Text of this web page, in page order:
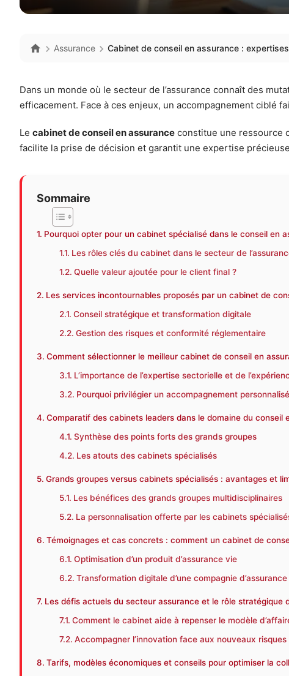
Assurance Cabinet de conseil en assurance :
Dans un monde où le secteur de l’assurance connaît des
efficacement. Face à ces enjeux, un accompagnement ciblé
Le cabinet de conseil en assurance constitue une ressource
facilite la prise de décision et garantit une expertise
Sommaire
Pourquoi opter pour un cabinet spécialisé dans le conseil en
Les rôles clés du cabinet dans le secteur de
Quelle valeur ajoutée pour le client final ?
Les services incontournables proposés par un cabinet de
Conseil stratégique et transformation digitale
Gestion des risques et conformité réglementaire
Comment sélectionner le meilleur cabinet de conseil en
L’importance de l’expertise sectorielle et de
Pourquoi privilégier un accompagnement
Comparatif des cabinets leaders dans le domaine du conseil
Synthèse des points forts des grands groupes
Les atouts des cabinets spécialisés
Grands groupes versus cabinets spécialisés : avantages et
Les bénéfices des grands groupes multidisciplinaires
La personnalisation offerte par les cabinets
Témoignages et cas concrets : comment un cabinet de
Optimisation d’un produit d’assurance vie
Transformation digitale d’une compagnie d’assurance
Les défis actuels du secteur assurance et le rôle stratégique
Comment le cabinet aide à repenser le modèle
Accompagner l’innovation face aux nouveaux risques
Tarifs, modèles économiques et conseils pour optimiser la